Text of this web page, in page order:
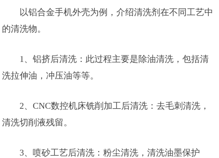
以铝合金手机外壳为例，介绍清洗剂在不同工艺中
的清洗物。
1、铝挤后清洗：此过程主要是除油清洗，包括清
洗拉伸油，冲压油等等。
2、CNC数控机床铣削加工后清洗：去毛刺清洗，
清洗切削液残留。
3、喷砂工艺后清洗：粉尘清洗，清洗油墨保护